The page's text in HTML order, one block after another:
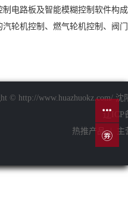
电路板及智能模糊控制软件构
轮机控制、燃气轮机控制、阀
© http://www.huazhuokz.com/
辽
热推产品| 主